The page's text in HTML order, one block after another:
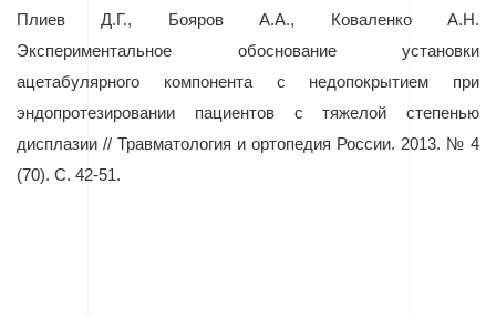
Плиев Д.Г., Бояров А.А., Коваленко А.Н.
Экспериментальное обоснование установки
ацетабулярного компонента с недопокрытием при
эндопротезировании пациентов с тяжелой степенью
дисплазии // Травматология и ортопедия России. 2013. № 4
(70). С. 42-51.